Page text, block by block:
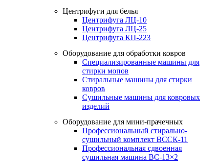
Центрифуги для белья
Центрифуга ЛЦ-10
Центрифуга ЛЦ-25
Центрифуга КП-223
Оборудование для обработки ковров
Специализированные машины для
стирки мопов
Стиральные машины для стирки
ковров
Сушильные машины для ковровых
изделий
Оборудование для мини-прачечных
Профессиональный стирально-
сушильный комплект ВССК-11
Профессиональная сдвоенная
сушильная машина ВС-13×2